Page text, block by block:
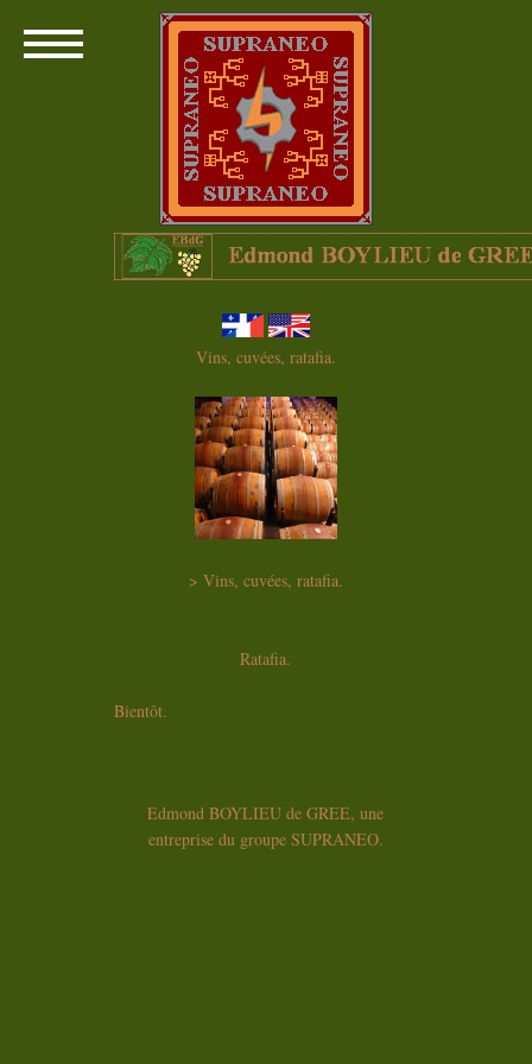
Vins, cuvées, ratafia.
> Vins, cuvées, ratafia.
Ratafia.
Bientôt.
Edmond BOYLIEU de GREE, une
entreprise du groupe SUPRANEO.